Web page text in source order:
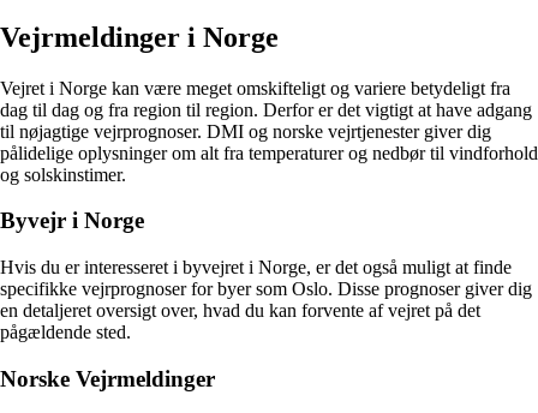
Vejrmeldinger i Norge
Vejret i Norge kan være meget omskifteligt og variere betydeligt fra
dag til dag og fra region til region. Derfor er det vigtigt at have adgang
til nøjagtige vejrprognoser. DMI og norske vejrtjenester giver dig
pålidelige oplysninger om alt fra temperaturer og nedbør til vindforhold
og solskinstimer.
Byvejr i Norge
Hvis du er interesseret i byvejret i Norge, er det også muligt at finde
specifikke vejrprognoser for byer som Oslo. Disse prognoser giver dig
en detaljeret oversigt over, hvad du kan forvente af vejret på det
pågældende sted.
Norske Vejrmeldinger